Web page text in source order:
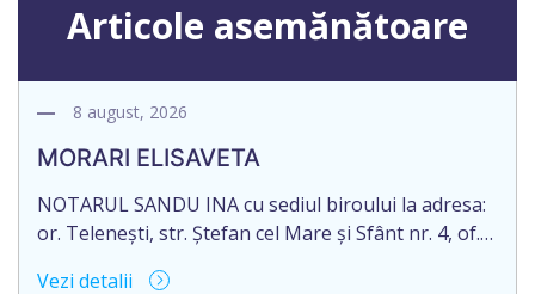
Articole asemănătoare
8 august, 2026
MORARI ELISAVETA
NOTARUL SANDU INA cu sediul biroului la adresa:
or. Telenești, str. Ștefan cel Mare și Sfânt nr. 4, of.
Vezi detalii